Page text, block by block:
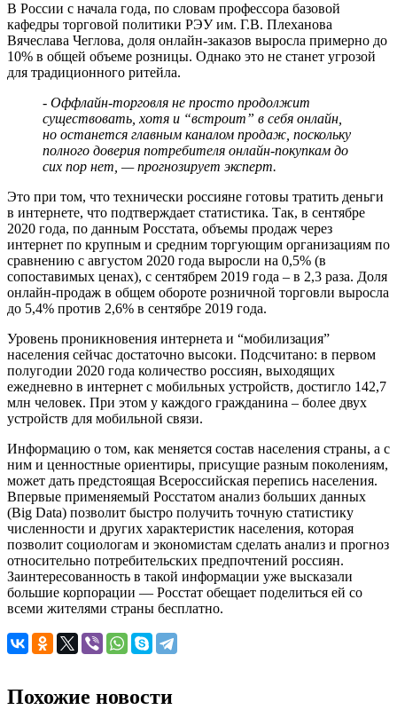
В России с начала года, по словам профессора базовой
кафедры торговой политики РЭУ им. Г.В. Плеханова
Вячеслава Чеглова, доля онлайн-заказов выросла примерно до
10% в общей объеме розницы. Однако это не станет угрозой
для традиционного ритейла.
- Оффлайн-торговля не просто продолжит
существовать, хотя и “встроит” в себя онлайн,
но останется главным каналом продаж, поскольку
полного доверия потребителя онлайн-покупкам до
сих пор нет, — прогнозирует эксперт.
Это при том, что технически россияне готовы тратить деньги
в интернете, что подтверждает статистика. Так, в сентябре
2020 года, по данным Росстата, объемы продаж через
интернет по крупным и средним торгующим организациям по
сравнению с августом 2020 года выросли на 0,5% (в
сопоставимых ценах), с сентябрем 2019 года – в 2,3 раза. Доля
онлайн-продаж в общем обороте розничной торговли выросла
до 5,4% против 2,6% в сентябре 2019 года.
Уровень проникновения интернета и “мобилизация”
населения сейчас достаточно высоки. Подсчитано: в первом
полугодии 2020 года количество россиян, выходящих
ежедневно в интернет с мобильных устройств, достигло 142,7
млн человек. При этом у каждого гражданина – более двух
устройств для мобильной связи.
Информацию о том, как меняется состав населения страны, а с
ним и ценностные ориентиры, присущие разным поколениям,
может дать предстоящая Всероссийская перепись населения.
Впервые применяемый Росстатом анализ больших данных
(Big Data) позволит быстро получить точную статистику
численности и других характеристик населения, которая
позволит социологам и экономистам сделать анализ и прогноз
относительно потребительских предпочтений россиян.
Заинтересованность в такой информации уже высказали
большие корпорации — Росстат обещает поделиться ей со
всеми жителями страны бесплатно.
Похожие новости